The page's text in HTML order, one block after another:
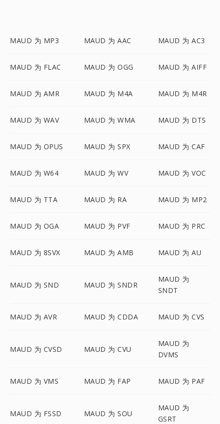
MAUD 为 MP3 MAUD 为 AAC MAUD 为 AC3
MAUD 为 FLAC MAUD 为 OGG MAUD 为 AIFF
MAUD 为 AMR MAUD 为 M4A MAUD 为 M4R
MAUD 为 WAV MAUD 为 WMA MAUD 为 DTS
MAUD 为 OPUS MAUD 为 SPX MAUD 为 CAF
MAUD 为 W64 MAUD 为 WV MAUD 为 VOC
MAUD 为 TTA MAUD 为 RA MAUD 为 MP2
MAUD 为 OGA MAUD 为 PVF MAUD 为 PRC
MAUD 为 8SVX MAUD 为 AMB MAUD 为 AU
MAUD 为 SND MAUD 为 SNDR
MAUD 为
SNDT
MAUD 为 AVR MAUD 为 CDDA MAUD 为 CVS
MAUD 为 CVSD MAUD 为 CVU
MAUD 为
DVMS
MAUD 为 VMS MAUD 为 FAP MAUD 为 PAF
MAUD 为 FSSD MAUD 为 SOU
MAUD 为
GSRT